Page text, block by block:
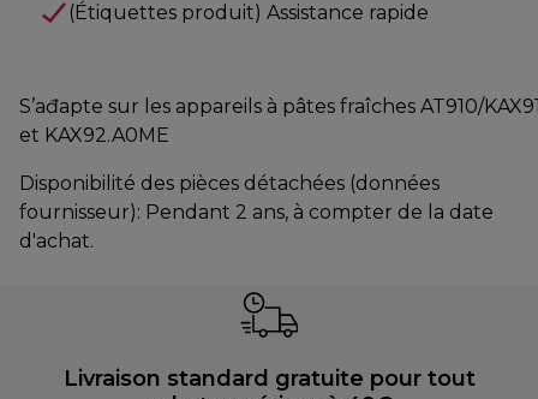
(Étiquettes produit) Assistance rapide
S’ađapte sur les appareils à pâtes fraîches AT910/
et KAX92.A0ME
Disponibilité des pièces détachées (données
fournisseur): Pendant 2 ans, à compter de la date
d'achat.
Livraison standard gratuite pour tout